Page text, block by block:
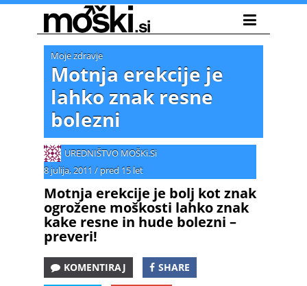
Moje zdravje
Motnja erekcije je
lahko znak resne
bolezni
UREDNIŠTVO MOŠKi.Si
8 julija, 2011 / pred 15 let
Motnja erekcije je bolj kot znak
ogrožene moškosti lahko znak
kake resne in hude bolezni –
preveri!
KOMENTIRAJ SHARE